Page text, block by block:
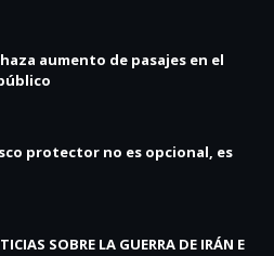
aumento de pasajes en el
protector no es opcional, es
SOBRE LA GUERRA DE IRÁN E